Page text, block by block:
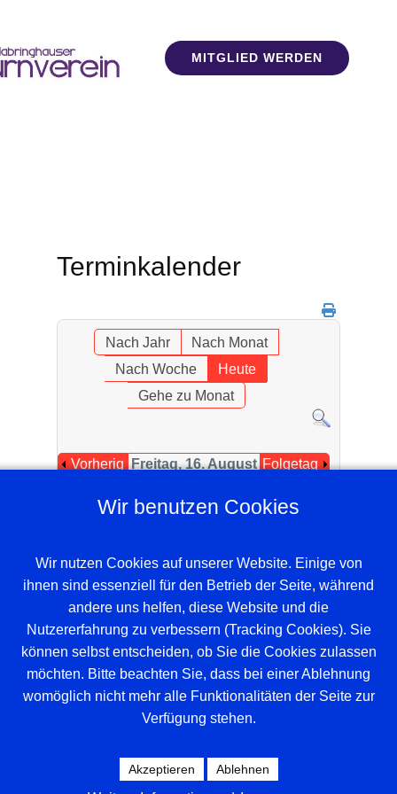
MITGLIED WERDEN
Terminkalender
Nach Jahr
Nach Monat
Nach Woche
Heute
Gehe zu Monat
Vorherig Freitag, 16. August Folgetag
Es wurden keine Events gefunden
Wir benutzen Cookies
Wir nutzen Cookies auf unserer Website. Einige von
ihnen sind essenziell für den Betrieb der Seite, während
andere uns helfen, diese Website und die
Nutzererfahrung zu verbessern (Tracking Cookies). Sie
können selbst entscheiden, ob Sie die Cookies zulassen
möchten. Bitte beachten Sie, dass bei einer Ablehnung
womöglich nicht mehr alle Funktionalitäten der Seite zur
Verfügung stehen.
Akzeptieren Ablehnen